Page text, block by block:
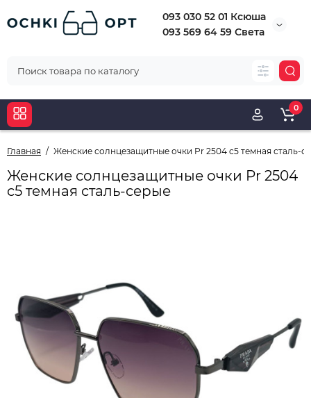
093 030 52 01 Ксюша
093 569 64 59 Света
0
Главная Женские солнцезащитные очки Pr 2504 c5 темная сталь-
Женские солнцезащитные очки Pr 2504
c5 темная сталь-серые